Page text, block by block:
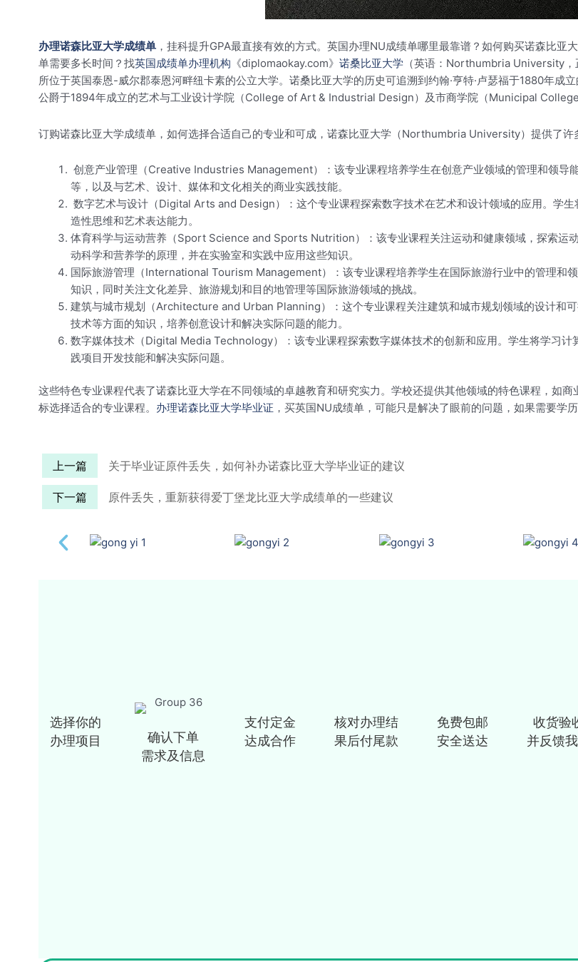
办理诺森比亚大学成绩单 ，挂科提升GPA最直接有效的方式。英国办理NU成绩单哪里最靠谱？如何购买诺森比
单需要多长时间？找英国成绩单办理机构 《diplomaokay.com》 诺桑比亚大学 （英语：Northumbria University
所位于英国泰恩-威尔郡泰恩河畔纽卡素的公立大学。诺桑比亚大学的历史可追溯到约翰·亨特·卢瑟福于1880年
公爵于1894年成立的艺术与工业设计学院（College of Art & Industrial Design）及市商学院（Municipal
订购诺森比亚大学成绩单，如何选择合适自己的专业和可成，诺森比亚大学（Northumbria University）提供了许
创意产业管理（Creative Industries Management）：该专业课程培养学生在创意产业领域的管理和领导
等，以及与艺术、设计、媒体和文化相关的商业实践技能。
数字艺术与设计（Digital Arts and Design）：这个专业课程探索数字技术在艺术和设计领域的应用。学
造性思维和艺术表达能力。
体育科学与运动营养（Sport Science and Sports Nutrition）：该专业课程关注运动和健康领域，探索运
动科学和营养学的原理，并在实验室和实践中应用这些知识。
国际旅游管理（International Tourism Management）：该专业课程培养学生在国际旅游行业中的管理和
知识，同时关注文化差异、旅游规划和目的地管理等国际旅游领域的挑战。
建筑与城市规划（Architecture and Urban Planning）：这个专业课程关注建筑和城市规划领域的设计和
技术等方面的知识，培养创意设计和解决实际问题的能力。
数字媒体技术（Digital Media Technology）：该专业课程探索数字媒体技术的创新和应用。学生将学习
践项目开发技能和解决实际问题。
这些特色专业课程代表了诺森比亚大学在不同领域的卓越教育和研究实力。学校还提供其他领域的特色课程，如
标选择适合的专业课程。 办理诺森比亚大学毕业证 ，买英国NU成绩单，可能只是解决了眼前的问题，如果需要学
上一篇 关于毕业证原件丢失，如何补办诺森比亚大学毕业证的建议
下一篇 原件丢失，重新获得爱丁堡龙比亚大学成绩单的一些建议
选择你的
办理项目
确认下单
需求及信息
支付定金
达成合作
核对办理结
果后付尾款
免费包邮
安全送达
收货验
并反馈